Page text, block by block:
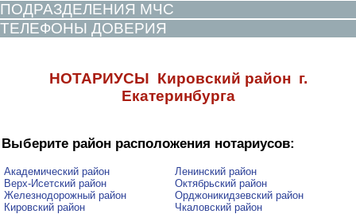
ПОДРАЗДЕЛЕНИЯ МЧС
ТЕЛЕФОНЫ ДОВЕРИЯ
НОТАРИУСЫ Кировский район г.
Екатеринбурга
Выберите район расположения нотариусов:
Академический район
Верх-Исетский район
Железнодорожный район
Кировский район
Ленинский район
Октябрьский район
Орджоникидзевский район
Чкаловский район